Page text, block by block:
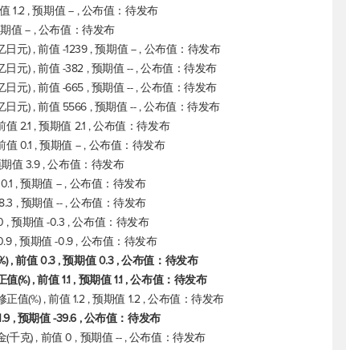
1.2 , 预期值 -- , 公布值：待发布
值 -- , 公布值：待发布
元) , 前值 -1239 , 预期值 -- , 公布值：待发布
元) , 前值 -382 , 预期值 -- , 公布值：待发布
元) , 前值 -665 , 预期值 -- , 公布值：待发布
元) , 前值 5566 , 预期值 -- , 公布值：待发布
2.1 , 预期值 2.1 , 公布值：待发布
0.1 , 预期值 -- , 公布值：待发布
值 3.9 , 公布值：待发布
, 预期值 -- , 公布值：待发布
, 预期值 -- , 公布值：待发布
, 预期值 -0.3 , 公布值：待发布
, 预期值 -0.9 , 公布值：待发布
, 前值 0.3 , 预期值 0.3 , 公布值：待发布
(%) , 前值 1.1 , 预期值 1.1 , 公布值：待发布
值(%) , 前值 1.2 , 预期值 1.2 , 公布值：待发布
, 预期值 -39.6 , 公布值：待发布
千克) , 前值 0 , 预期值 -- , 公布值：待发布